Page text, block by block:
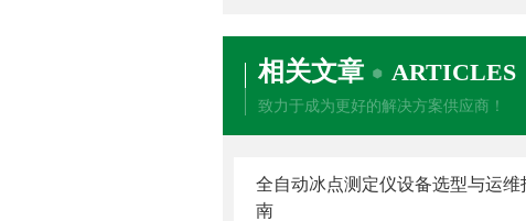
相关文章 ARTICLES
致力于成为更好的解决方案供应商！
全自动冰点测定仪设备选型与运维
南